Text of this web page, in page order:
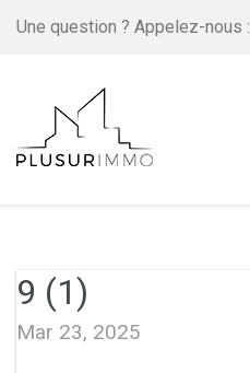
Une question ? Appelez-nous :
9 (1)
Mar 23, 2025